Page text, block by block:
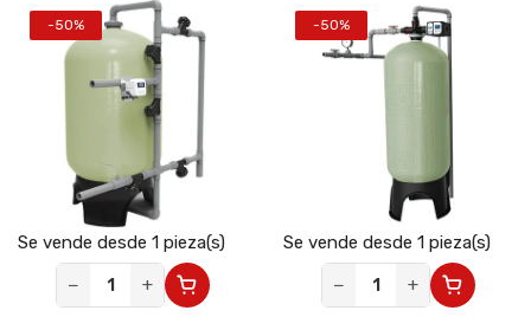
-50%
Se vende desde 1 pieza(s)
−
+
-50%
Se vende desde 1 pieza(s)
−
+